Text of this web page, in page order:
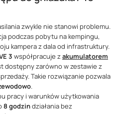
zwykle nie stanowi problemu.
podczas pobytu na kempingu,
kampera z dala od infrastruktury.
3 współpracuje zakumulatorem
dostępny zarówno w zestawie z
Takie rozwiązanie pozwala
.
pracy i warunków użytkowania
8 godzindziałania bez